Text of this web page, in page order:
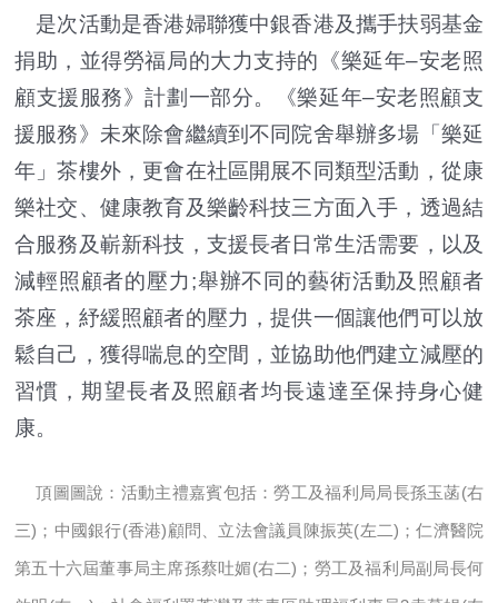
是次活動是香港婦聯獲中銀香港及攜手扶弱基金
捐助，並得勞福局的大力支持的《樂延年–安老照
顧支援服務》計劃一部分。《樂延年–安老照顧支
援服務》未來除會繼續到不同院舍舉辦多場「樂延
年」茶樓外，更會在社區開展不同類型活動，從康
樂社交、健康教育及樂齡科技三方面入手，透過結
合服務及嶄新科技，支援長者日常生活需要，以及
減輕照顧者的壓力;舉辦不同的藝術活動及照顧者
茶座，紓緩照顧者的壓力，提供一個讓他們可以放
鬆自己，獲得喘息的空間，並協助他們建立減壓的
習慣，期望長者及照顧者均長遠達至保持身心健
康。
頂圖圖說：活動主禮嘉賓包括：勞工及福利局局長孫玉菡(右
三)；中國銀行(香港)顧問、立法會議員陳振英(左二)；仁濟醫院
第五十六屆董事局主席孫蔡吐媚(右二)；勞工及福利局副局長何